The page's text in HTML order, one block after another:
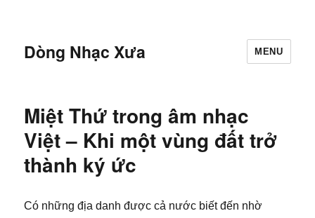
Dòng Nhạc Xưa MENU
Miệt Thứ trong âm nhạc
Việt – Khi một vùng đất trở
thành ký ức
Có những địa danh được cả nước biết đến nhờ